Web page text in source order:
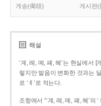
게송(偈頌) 게시판(
해설
‘계, 례, 몌, 폐, 혜’는 현실에서
렇지만 발음이 변화한 것과는
로 ‘ㅖ’로 적는다.
조항에서 “‘계, 례, 몌, 폐, 혜’의